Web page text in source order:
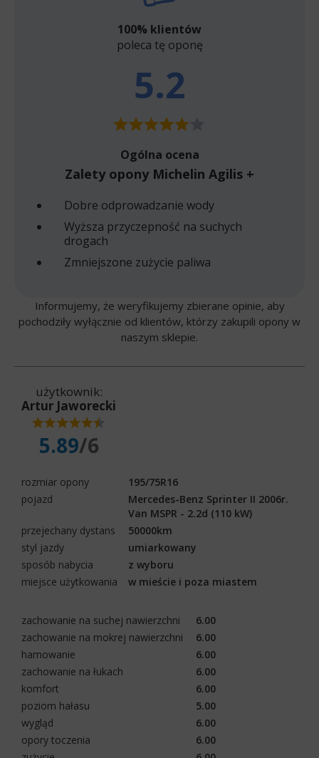
100% klientów
poleca tę oponę
5.2
Ogólna ocena
Zalety opony Michelin Agilis +
Dobre odprowadzanie wody
Wyższa przyczepność na suchych
drogach
Zmniejszone zużycie paliwa
Informujemy, że weryfikujemy zbierane opinie, aby
pochodziły wyłącznie od klientów, którzy zakupili opony w
naszym sklepie.
użytkownik:
Artur Jaworecki
5.89/6
rozmiar opony
195/75R16
pojazd
Mercedes-Benz Sprinter II 2006r.
Van MSPR - 2.2d (110 kW)
przejechany dystans
50000km
styl jazdy
umiarkowany
sposób nabycia
z wyboru
miejsce użytkowania
w mieście i poza miastem
zachowanie na suchej nawierzchni
6.00
zachowanie na mokrej nawierzchni
6.00
hamowanie
6.00
zachowanie na łukach
6.00
komfort
6.00
poziom hałasu
5.00
wygląd
6.00
opory toczenia
6.00